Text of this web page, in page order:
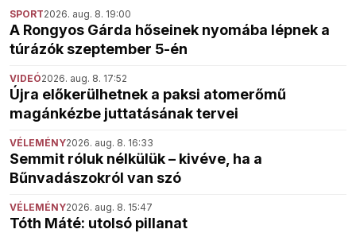
SPORT2026. aug. 8. 19:00
A Rongyos Gárda hőseinek nyomába lépnek a
túrázók szeptember 5-én
VIDEÓ2026. aug. 8. 17:52
Újra előkerülhetnek a paksi atomerőmű
magánkézbe juttatásának tervei
VÉLEMÉNY2026. aug. 8. 16:33
Semmit róluk nélkülük – kivéve, ha a
Bűnvadászokról van szó
VÉLEMÉNY2026. aug. 8. 15:47
Tóth Máté: utolsó pillanat